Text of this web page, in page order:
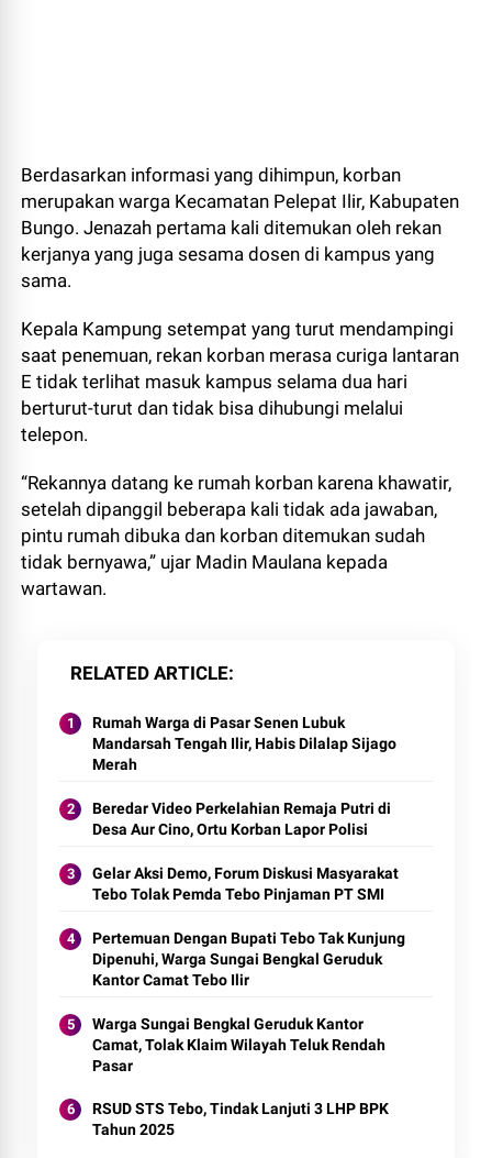
Berdasarkan informasi yang dihimpun, korban
merupakan warga Kecamatan Pelepat Ilir, Kabupaten
Bungo. Jenazah pertama kali ditemukan oleh rekan
kerjanya yang juga sesama dosen di kampus yang
sama.
Kepala Kampung setempat yang turut mendampingi
saat penemuan, rekan korban merasa curiga lantaran
E tidak terlihat masuk kampus selama dua hari
berturut-turut dan tidak bisa dihubungi melalui
telepon.
“Rekannya datang ke rumah korban karena khawatir,
setelah dipanggil beberapa kali tidak ada jawaban,
pintu rumah dibuka dan korban ditemukan sudah
tidak bernyawa,” ujar Madin Maulana kepada
wartawan.
RELATED ARTICLE
Rumah Warga di Pasar Senen Lubuk
Mandarsah Tengah Ilir, Habis Dilalap Sijago
Merah
Beredar Video Perkelahian Remaja Putri di
Desa Aur Cino, Ortu Korban Lapor Polisi
Gelar Aksi Demo, Forum Diskusi Masyarakat
Tebo Tolak Pemda Tebo Pinjaman PT SMI
Pertemuan Dengan Bupati Tebo Tak Kunjung
Dipenuhi, Warga Sungai Bengkal Geruduk
Kantor Camat Tebo Ilir
Warga Sungai Bengkal Geruduk Kantor
Camat, Tolak Klaim Wilayah Teluk Rendah
Pasar
RSUD STS Tebo, Tindak Lanjuti 3 LHP BPK
Tahun 2025